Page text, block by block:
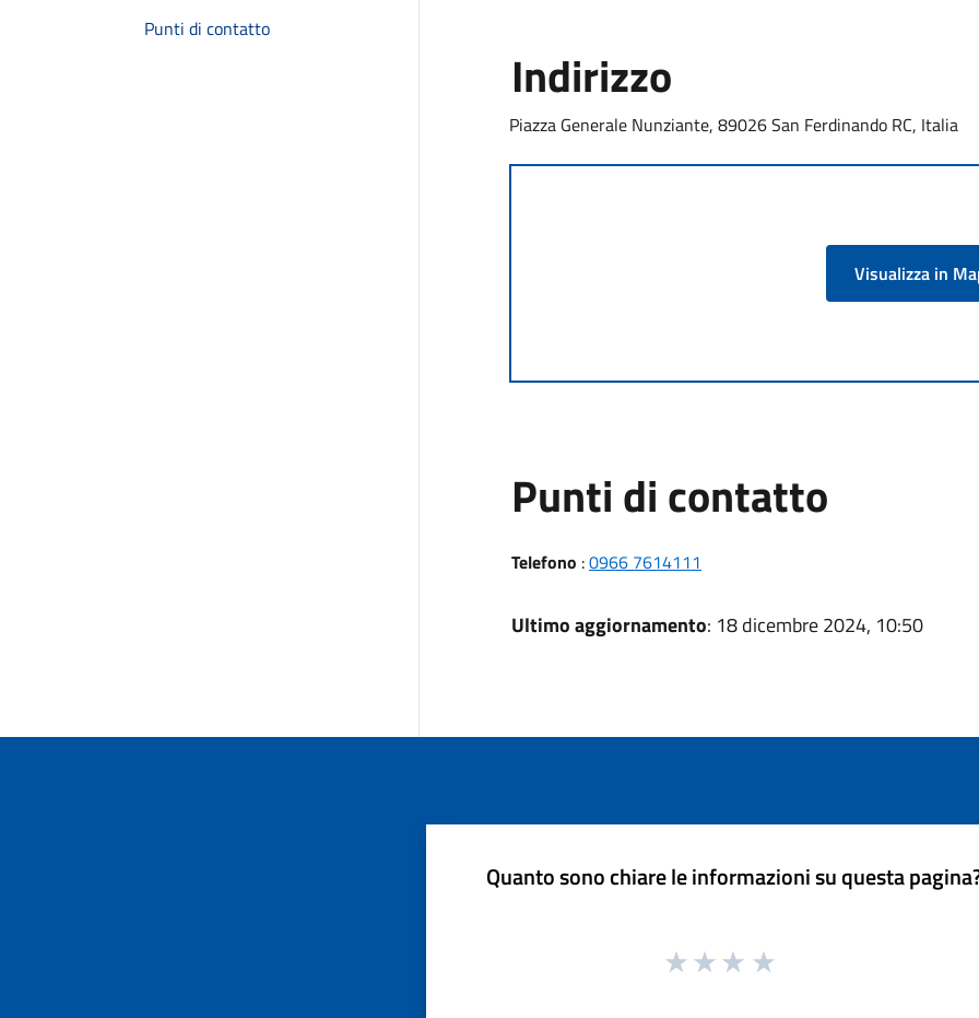
Punti di contatto
Indirizzo
Piazza Generale Nunziante, 89026 San Ferdinando RC, Italia
Visualizza in
Punti di contatto
Telefono :0966 7614111
Ultimo aggiornamento: 18 dicembre 2024, 10:50
Quanto sono chiare le informazioni su questa